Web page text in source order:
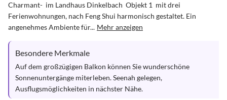
Charmant-  im Landhaus Dinkelbach  Objekt 1  mit drei
Ferienwohnungen, nach Feng Shui harmonisch gestaltet. Ein
angenehmes Ambiente für... Mehr anzeigen
Besondere Merkmale
Auf dem großzügigen Balkon können Sie wunderschöne
Sonnenuntergänge miterleben. Seenah gelegen,
Ausflugsmöglichkeiten in nächster Nähe.